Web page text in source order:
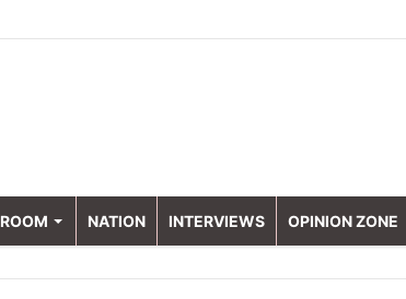
NATION INTERVIEWS OPINION ZONE